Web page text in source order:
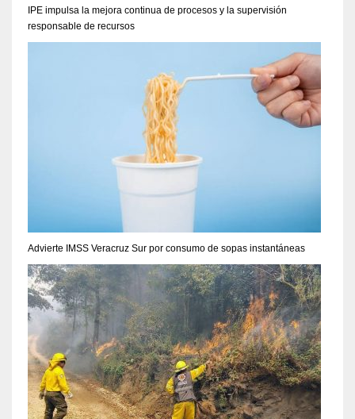
IPE impulsa la mejora continua de procesos y la supervisión
responsable de recursos
Advierte IMSS Veracruz Sur por consumo de sopas instantáneas